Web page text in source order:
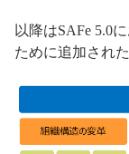
以降はSAFe 5.0
ために追加され